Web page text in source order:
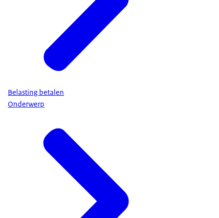
Belasting betalen
Onderwerp